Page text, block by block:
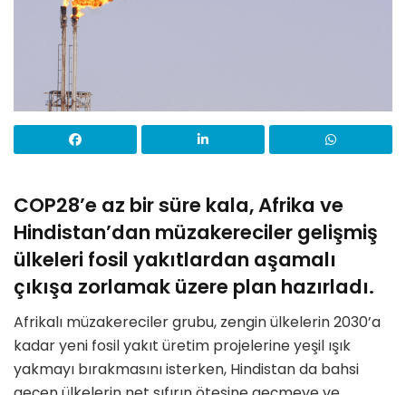
COP28’e az bir süre kala, Afrika ve
Hindistan’dan müzakereciler gelişmiş
ülkeleri fosil yakıtlardan aşamalı
çıkışa zorlamak üzere plan hazırladı.
Afrikalı müzakereciler grubu, zengin ülkelerin 2030’a
kadar yeni fosil yakıt üretim projelerine yeşil ışık
yakmayı bırakmasını isterken, Hindistan da bahsi